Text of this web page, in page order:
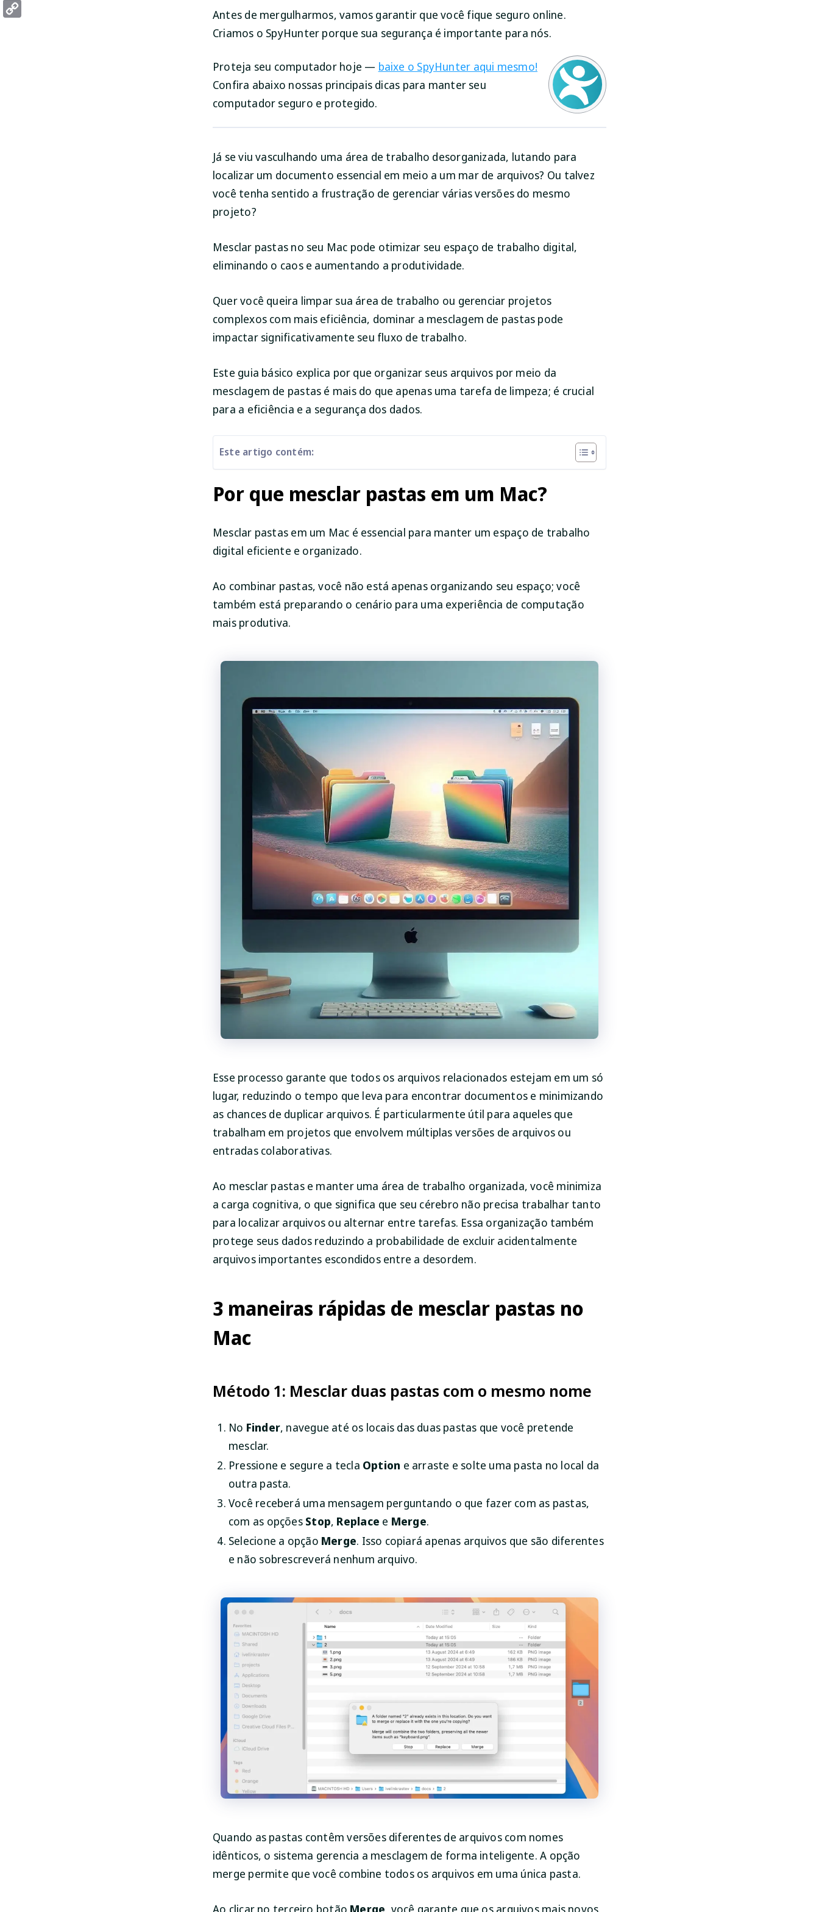
Antes de mergulharmos, vamos garantir que você fique seguro online.
Criamos o SpyHunter porque sua segurança é importante para nós.
Proteja seu computador hoje — baixe o SpyHunter aqui mesmo!
Confira abaixo nossas principais dicas para manter seu
computador seguro e protegido.
Já se viu vasculhando uma área de trabalho desorganizada, lutando para
localizar um documento essencial em meio a um mar de arquivos? Ou talvez
você tenha sentido a frustração de gerenciar várias versões do mesmo
projeto?
Mesclar pastas no seu Mac pode otimizar seu espaço de trabalho digital,
eliminando o caos e aumentando a produtividade.
Quer você queira limpar sua área de trabalho ou gerenciar projetos
complexos com mais eficiência, dominar a mesclagem de pastas pode
impactar significativamente seu fluxo de trabalho.
Este guia básico explica por que organizar seus arquivos por meio da
mesclagem de pastas é mais do que apenas uma tarefa de limpeza; é crucial
para a eficiência e a segurança dos dados.
Este artigo contém:
Por que mesclar pastas em um Mac?
Mesclar pastas em um Mac é essencial para manter um espaço de trabalho
digital eficiente e organizado.
Ao combinar pastas, você não está apenas organizando seu espaço; você
também está preparando o cenário para uma experiência de computação
mais produtiva.
Esse processo garante que todos os arquivos relacionados estejam em um só
lugar, reduzindo o tempo que leva para encontrar documentos e minimizando
as chances de duplicar arquivos. É particularmente útil para aqueles que
trabalham em projetos que envolvem múltiplas versões de arquivos ou
entradas colaborativas.
Ao mesclar pastas e manter uma área de trabalho organizada, você minimiza
a carga cognitiva, o que significa que seu cérebro não precisa trabalhar tanto
para localizar arquivos ou alternar entre tarefas. Essa organização também
protege seus dados reduzindo a probabilidade de excluir acidentalmente
arquivos importantes escondidos entre a desordem.
3 maneiras rápidas de mesclar pastas no
Mac
Método 1: Mesclar duas pastas com o mesmo nome
No Finder, navegue até os locais das duas pastas que você pretende
mesclar.
Pressione e segure a tecla Option e arraste e solte uma pasta no local da
outra pasta.
Você receberá uma mensagem perguntando o que fazer com as pastas,
com as opções Stop, Replace e Merge.
Selecione a opção Merge. Isso copiará apenas arquivos que são diferentes
e não sobrescreverá nenhum arquivo.
Quando as pastas contêm versões diferentes de arquivos com nomes
idênticos, o sistema gerencia a mesclagem de forma inteligente. A opção
merge permite que você combine todos os arquivos em uma única pasta.
Threads